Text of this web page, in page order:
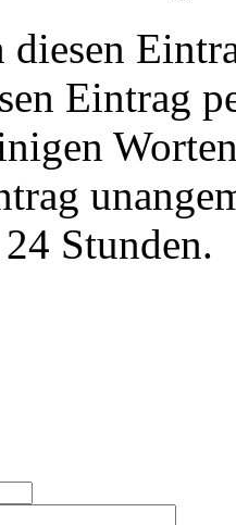
Eintrag
Stunden.